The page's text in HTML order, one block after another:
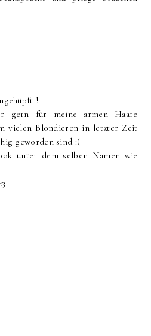
!
gern für meine armen Haare
vielen Blondieren in letzter Zeit
geworden sind :(
unter dem selben Namen wie